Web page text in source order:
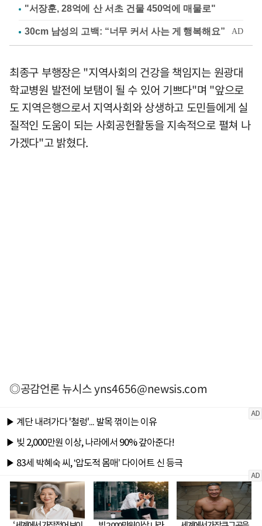
"서장훈, 28억에 산 서초 건물 450억에 매물로"
최종구 부행장은 "지역사회의 건강을 책임지는 원광대
학교병원 발전에 보탬이 될 수 있어 기쁘다"며 "앞으로
도 지역은행으로서 지역사회와 상생하고 도민들에게 실
질적인 도움이 되는 사회공헌활동을 지속적으로 펼쳐 나
가겠다"고 밝혔다.
◎공감언론 뉴시스yns4656@newsis.com